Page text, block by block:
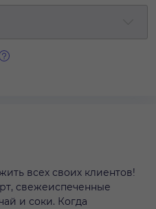
всех своих клиентов!
свежеиспеченные
и соки. Когда